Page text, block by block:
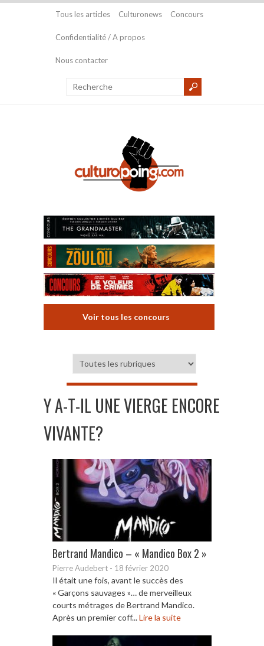
Tous les articles Culturonews Concours
Confidentialité / A propos
Nous contacter
Voir tous les concours
Y A-T-IL UNE VIERGE ENCORE
VIVANTE?
Bertrand Mandico – « Mandico Box 2 »
Pierre Audebert - 18 février 2020
Il était une fois, avant le succès des
« Garçons sauvages »… de merveilleux
courts métrages de Bertrand Mandico.
Après un premier coff...Lire la suite